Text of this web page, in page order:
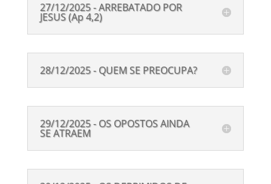
27/12/2025 - ARREBATADO POR
JESUS (Ap 4,2)
28/12/2025 - QUEM SE PREOCUPA?
29/12/2025 - OS OPOSTOS AINDA
SE ATRAEM